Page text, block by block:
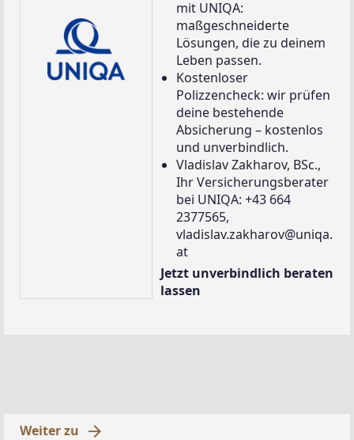
mit UNIQA:
maßgeschneiderte
Lösungen, die zu deinem
Leben passen.
Kostenloser
Polizzencheck: wir prüfen
deine bestehende
Absicherung – kostenlos
und unverbindlich.
Vladislav Zakharov, BSc.,
Ihr Versicherungsberater
bei UNIQA: +43 664
2377565,
vladislav.zakharov@uniqa.
at
Jetzt unverbindlich beraten
lassen
Weiter zu